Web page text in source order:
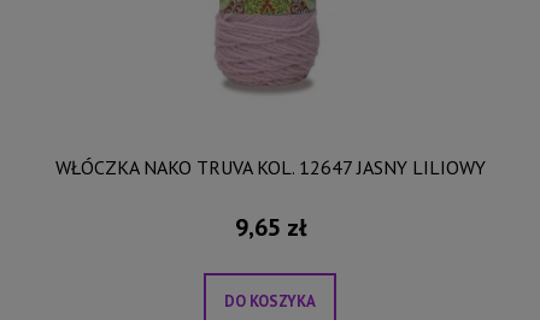
WŁÓCZKA NAKO TRUVA KOL. 12647 JASNY LILIOWY
9,65 zł
DO KOSZYKA